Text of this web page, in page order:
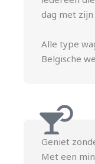
dag met
Alle type
Belgische
Geniet
Met een